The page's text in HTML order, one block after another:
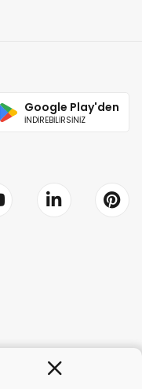
Google Play'den
İNDİREBİLİRSİNİZ